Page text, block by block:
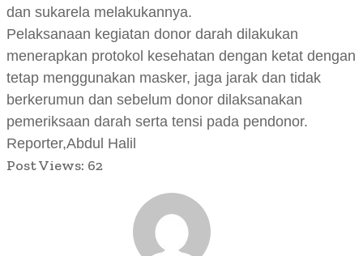
dan sukarela melakukannya.
Pelaksanaan kegiatan donor darah dilakukan
menerapkan protokol kesehatan dengan ketat dengan
tetap menggunakan masker, jaga jarak dan tidak
berkerumun dan sebelum donor dilaksanakan
pemeriksaan darah serta tensi pada pendonor.
Reporter,Abdul Halil
Post Views: 62